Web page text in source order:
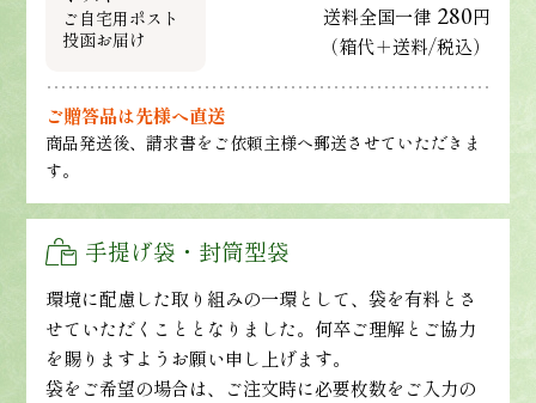
ご自宅用ポスト
投函お届け
送料全国一律 280円
（箱代＋送料/税込）
ご贈答品は先様へ直送
商品発送後、請求書をご依頼主様へ郵送させていただきま
す。
手提げ袋・封筒型袋
環境に配慮した取り組みの一環として、袋を有料とさ
せていただくこととなりました。何卒ご理解とご協力
を賜りますようお願い申し上げます。
袋をご希望の場合は、ご注文時に必要枚数をご入力の